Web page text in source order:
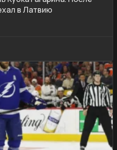
в Латвию